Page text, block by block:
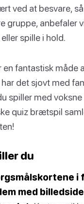
ved at besvare,
gruppe, anbefaler
spille i hold.
en fantastisk måde
det sjovt med
spiller med voksne
quiz brætspil
du
i
med